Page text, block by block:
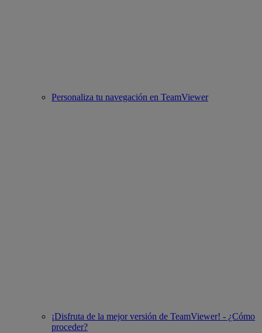
Personaliza tu navegación en TeamViewer
¡Disfruta de la mejor versión de TeamViewer! - ¿Cómo
proceder?